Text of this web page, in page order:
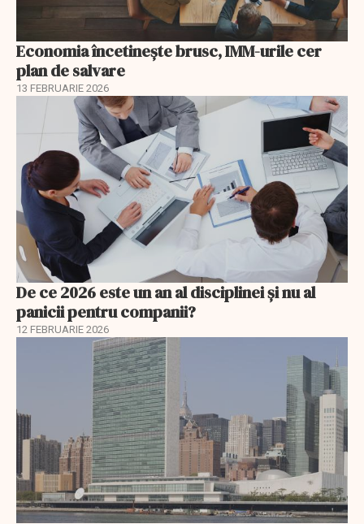
Economia încetinește brusc, IMM-urile cer
plan de salvare
13 FEBRUARIE 2026
De ce 2026 este un an al disciplinei și nu al
panicii pentru companii?
12 FEBRUARIE 2026